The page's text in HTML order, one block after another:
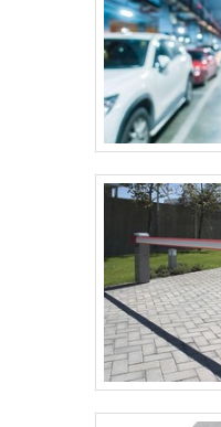
eletrônico. Com
clientes, oferece
pivotante social e
ótima qualidade
benefício.Para uma
clientes, a
melhores
instalações
sua confiança e boa
VJS Sistema e
que tem
idoneidade em tudo
sua essência de
parceiros.